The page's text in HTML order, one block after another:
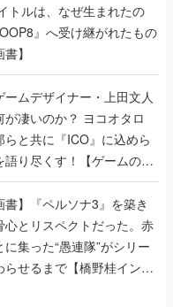
トルは、なぜ生まれたの
』へ受け継がれたもの
】
ムデザイナー・上田文人
が凄いのか？ ヨコオタロ
らと共に『ICO』に込めら
語り尽くす！【ゲームの企
書】『ペルソナ3』を築き
心とリスペクトだった。赤
集った“愚連隊”がシリー
らせるまで【橋野桂インタ